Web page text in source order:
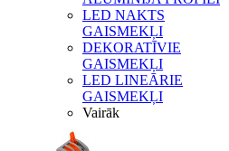
LED NAKTS
GAISMEKĻI
DEKORATĪVIE
GAISMEKĻI
LED LINEĀRIE
GAISMEKĻI
Vairāk